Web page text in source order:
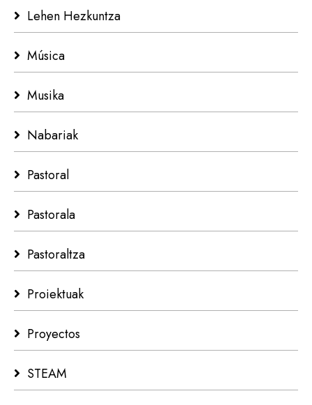
Lehen Hezkuntza
Música
Musika
Nabariak
Pastoral
Pastorala
Pastoraltza
Proiektuak
Proyectos
STEAM